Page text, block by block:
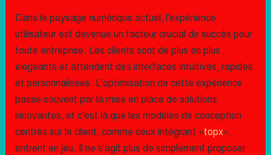
Dans le paysage numérique actuel, l'expérience
utilisateur est devenue un facteur crucial de succès pour
toute entreprise. Les clients sont de plus en plus
exigeants et attendent des interfaces intuitives, rapides
et personnalisées. L'optimisation de cette expérience
passe souvent par la mise en place de solutions
innovantes, et c'est là que les modèles de conception
centrés sur le client, comme ceux intégrant «topx»,
entrent en jeu. Il ne s'agit plus de simplement proposer